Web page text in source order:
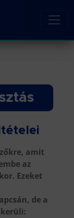
amit
az
Ezeket
de a